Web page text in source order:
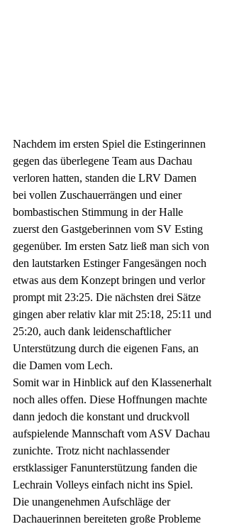
Nachdem im ersten Spiel die Estingerinnen
gegen das überlegene Team aus Dachau
verloren hatten, standen die LRV Damen
bei vollen Zuschauerrängen und einer
bombastischen Stimmung in der Halle
zuerst den Gastgeberinnen vom SV Esting
gegenüber. Im ersten Satz ließ man sich von
den lautstarken Estinger Fangesängen noch
etwas aus dem Konzept bringen und verlor
prompt mit 23:25. Die nächsten drei Sätze
gingen aber relativ klar mit 25:18, 25:11 und
25:20, auch dank leidenschaftlicher
Unterstützung durch die eigenen Fans, an
die Damen vom Lech.
Somit war in Hinblick auf den Klassenerhalt
noch alles offen. Diese Hoffnungen machte
dann jedoch die konstant und druckvoll
aufspielende Mannschaft vom ASV Dachau
zunichte. Trotz nicht nachlassender
erstklassiger Fanunterstützung fanden die
Lechrain Volleys einfach nicht ins Spiel.
Die unangenehmen Aufschläge der
Dachauerinnen bereiteten große Probleme